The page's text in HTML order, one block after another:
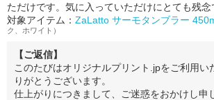
ただけです。気に入っていただけにとても残念
対象アイテム： ZaLatto サーモタンブラー
ク、ホワイト）
【ご返信】
このたびはオリジナルプリント.jpをご利用い
りがとうございます。
仕上がりにつきまして、ご迷惑をおかけし申